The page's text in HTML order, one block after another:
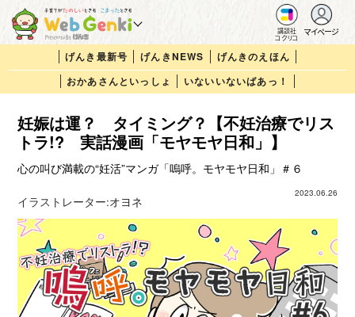
講談社
コクリコ
マイページ
げんき最新号 げんきNEWS
げんきのえほん
おかあさんといっしょ
いないいないばあっ！
妊娠は運？ タイミング？【不妊治療でリス
トラ!? 実話漫画「モヤモヤ日和」】
心の叫び満載の“妊活”マンガ「嗚呼。モヤモヤ日和」＃６
2023.06.26
イラストレーター:オヨネ